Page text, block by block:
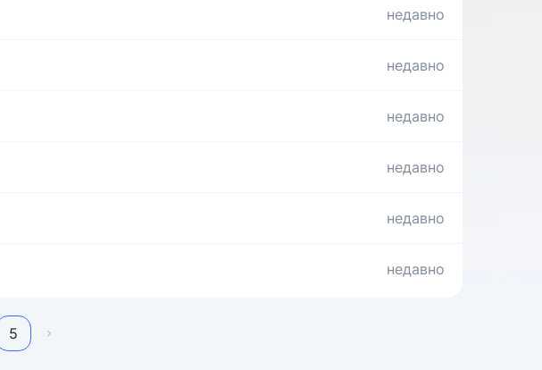
недавно
недавно
недавно
недавно
недавно
недавно
5